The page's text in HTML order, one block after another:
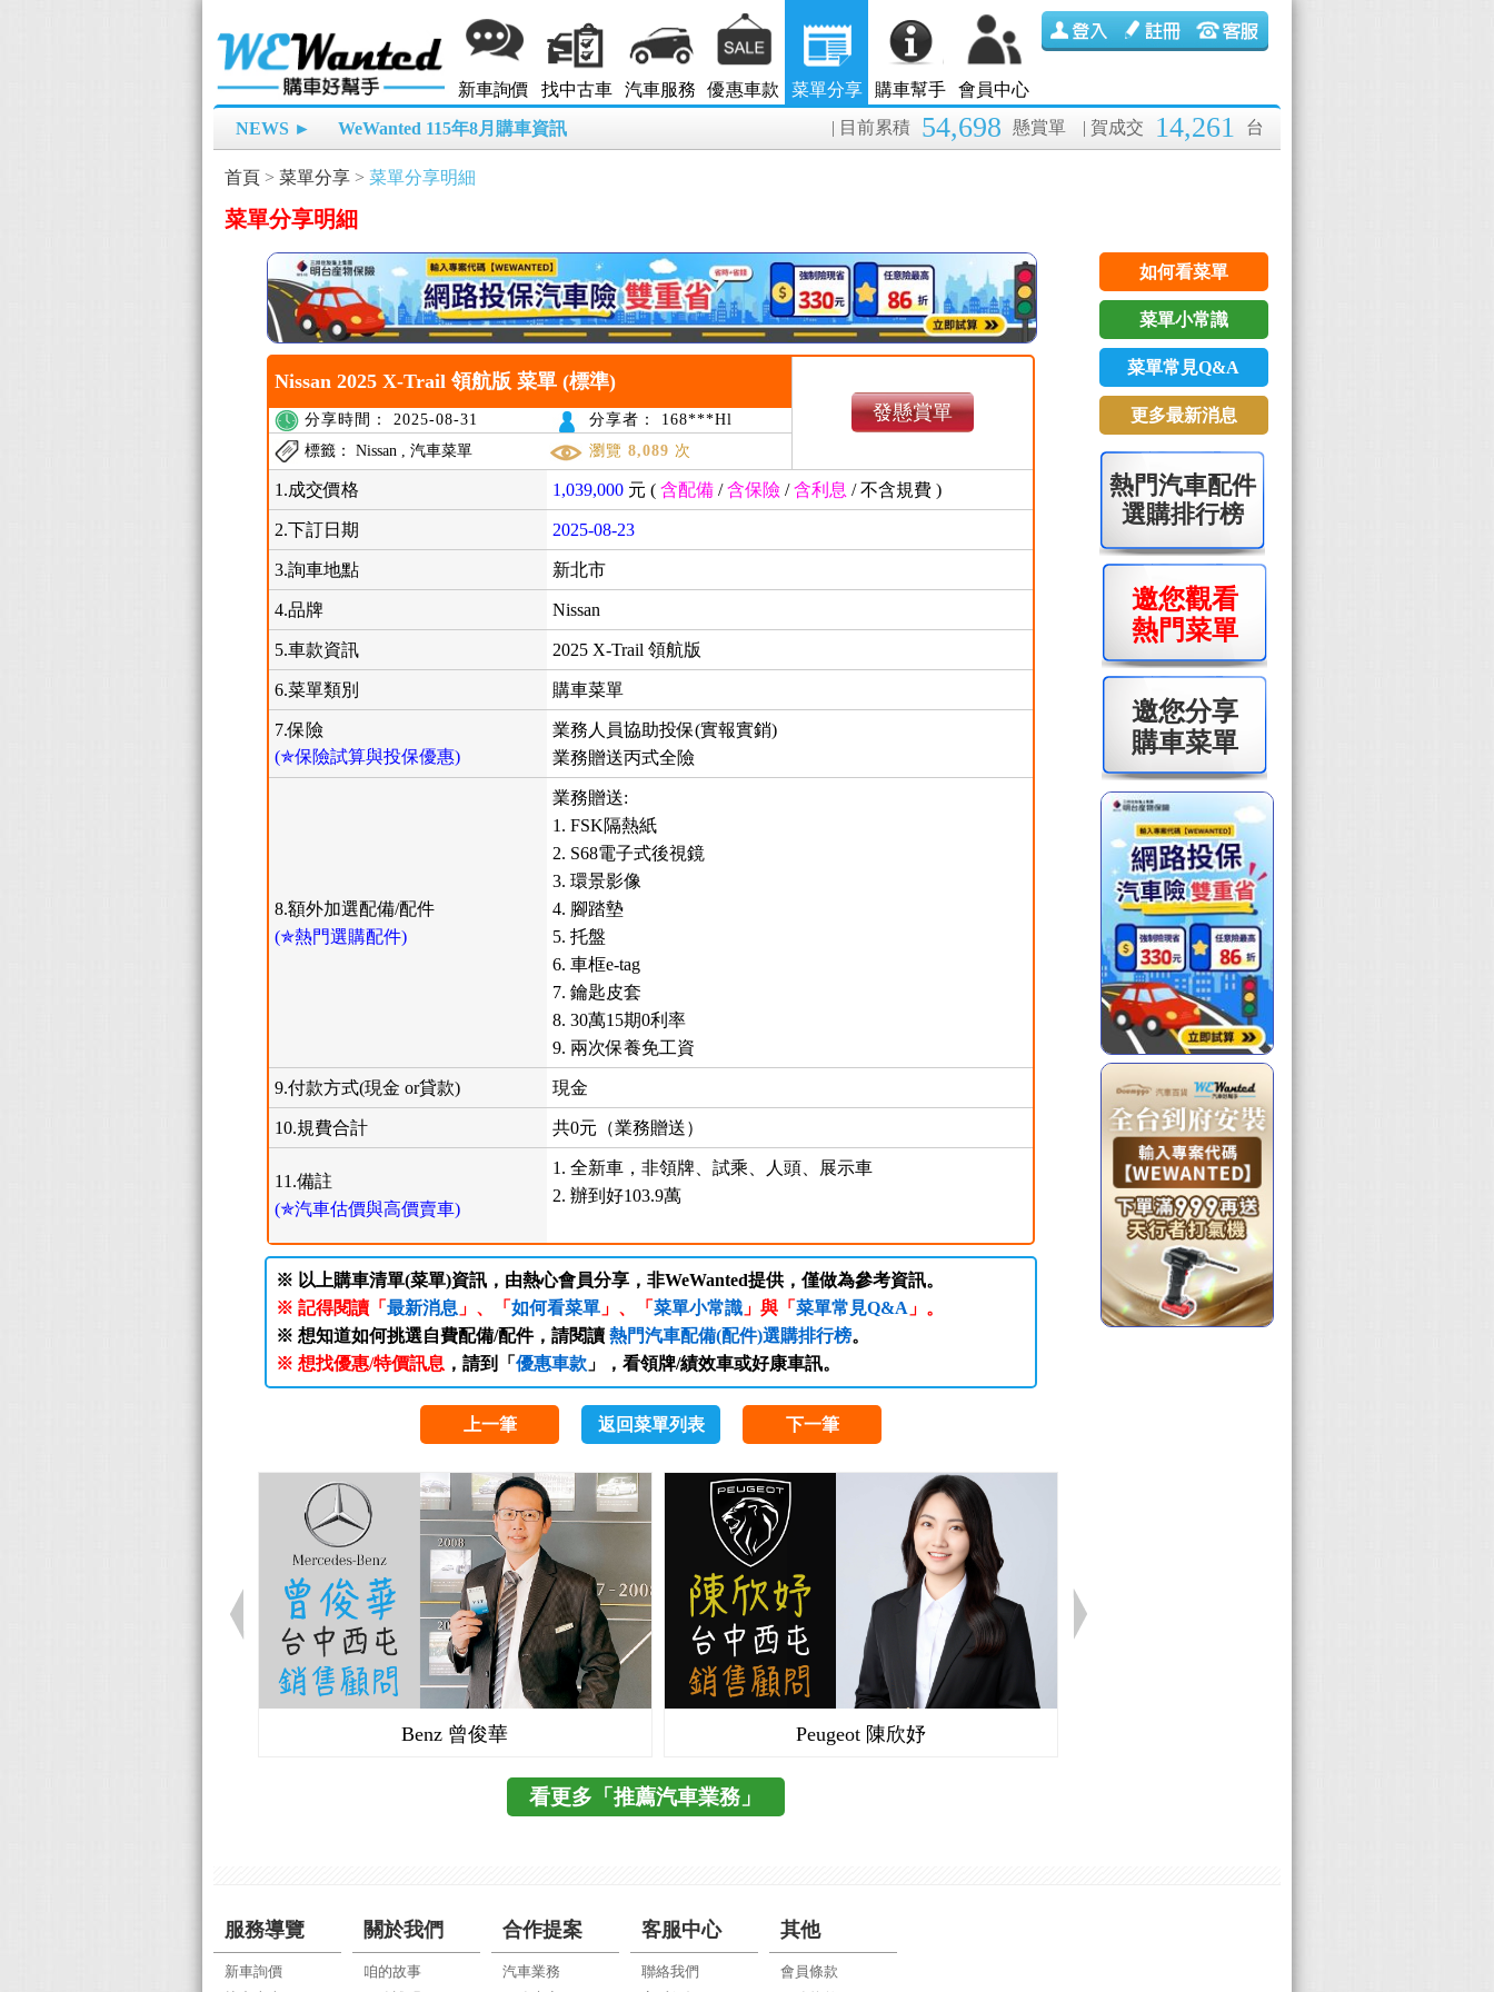
新車詢價 找中古車 汽車服務 優惠車款 菜單分享 購車幫手 會員中心
NEWS ► WeWanted 115年8月購車資訊 | 賀成交 14,261 台
| 目前累積 54,698 懸賞單
首頁 > 菜單分享 > 菜單分享明細
菜單分享明細
Nissan 2025 X-Trail 領航版 菜單 (標準)
發懸賞單
分享時間： 2025-08-31
分享者： 168***Hl
標籤： Nissan , 汽車菜單
瀏覽 8,089 次
1.成交價格 1,039,000 元 (含配備 /含保險 /含利息 /不含規費 )
2.下訂日期 2025-08-23
3.詢車地點 新北市
4.品牌 Nissan
5.車款資訊 2025 X-Trail 領航版
6.菜單類別 購車菜單
7.保險
(✯保險試算與投保優惠)
業務人員協助投保(實報實銷)
業務贈送丙式全險
8.額外加選配備/配件
(✯熱門選購配件)
業務贈送:
1. FSK隔熱紙
2. S68電子式後視鏡
3. 環景影像
4. 腳踏墊
5. 托盤
6. 車框e-tag
7. 鑰匙皮套
8. 30萬15期0利率
9. 兩次保養免工資
9.付款方式(現金 or貸款) 現金
10.規費合計 共0元（業務贈送）
11.備註
(✯汽車估價與高價賣車)
1. 全新車，非領牌、試乘、人頭、展示車
2. 辦到好103.9萬
※ 以上購車清單(菜單)資訊，由熱心會員分享，非WeWanted提供，僅做為參考資訊。
※ 記得閱讀「 最新消息 」、「 如何看菜單」、「 菜單小常識」與「 菜單常見Q&A 」。
※ 想知道如何挑選自費配備/配件，請閱讀 熱門汽車配備(配件)選購排行榜。
※ 想找優惠/特價訊息 ，請到「 優惠車款」，看領牌/績效車或好康車訊。
上一筆 返回菜單列表 下一筆
Benz 曾俊華 Peugeot 陳欣妤
看更多「推薦汽車業務」
如何看菜單
菜單小常識
菜單常見Q&A
更多最新消息
熱門汽車配件
選購排行榜
邀您觀看
熱門菜單
邀您分享
購車菜單
服務導覽
新車詢價
關於我們
咱的故事
合作提案
汽車業務
客服中心
聯絡我們
其他
會員條款